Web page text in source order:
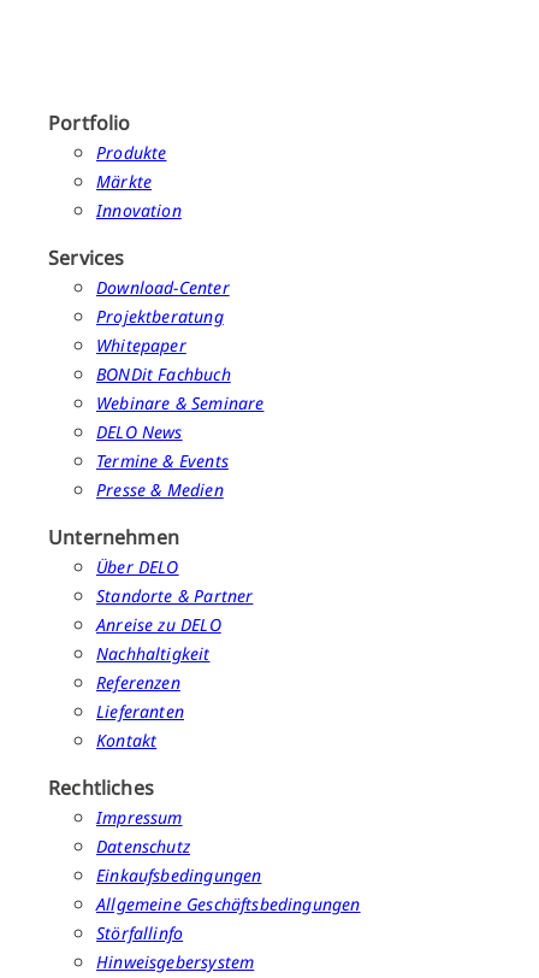
Portfolio
Produkte
Märkte
Innovation
Services
Download-Center
Projektberatung
Whitepaper
BONDit Fachbuch
Webinare & Seminare
DELO News
Termine & Events
Presse & Medien
Unternehmen
Über DELO
Standorte & Partner
Anreise zu DELO
Nachhaltigkeit
Referenzen
Lieferanten
Kontakt
Rechtliches
Impressum
Datenschutz
Einkaufsbedingungen
Allgemeine Geschäftsbedingungen
Störfallinfo
Hinweisgebersystem